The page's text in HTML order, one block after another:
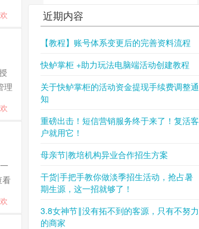
理
看
近期内容
【教程】账号体系变更后的完善资料流程
快鲈掌柜 +助力玩法电脑端活动创建教程
关于快鲈掌柜的活动资金提现手续费调整通
知
重磅出击！短信营销服务终于来了！复活客
户就用它！
母亲节|教培机构异业合作招生方案
干货|手把手教你做淡季招生活动，抢占暑
期生源，这一招就够了！
3.8女神节‖没有拓不到的客源，只有不努力
的商家